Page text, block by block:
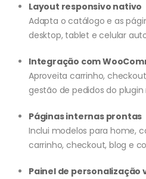
Layout responsivo nativo
Adapta o catálogo e as
desktop, tablet e celular
Integração com
Aproveita carrinho,
gestão de pedidos do plugin
Páginas internas prontas
Inclui modelos para home,
carrinho, checkout, blog e
Painel de personalização